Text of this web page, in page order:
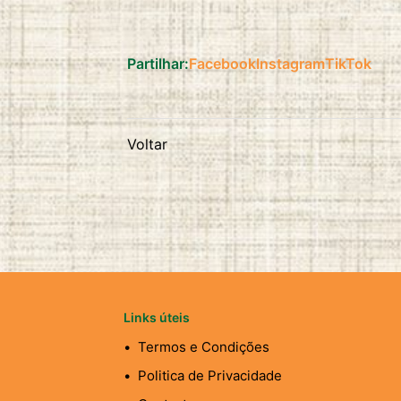
Partilhar:FacebookInstagramTikTok
Voltar
Links úteis
Termos e Condições
Politica de Privacidade
duration: